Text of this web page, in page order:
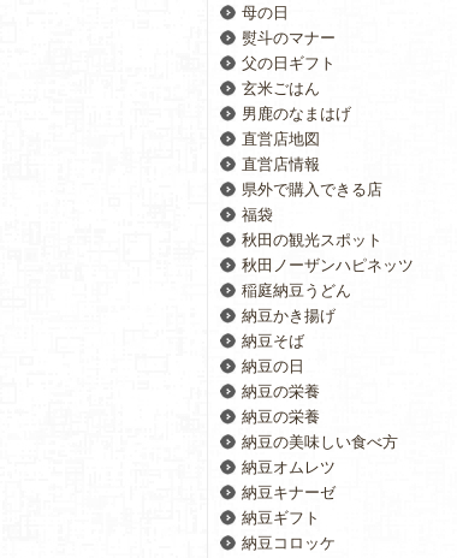
母の日
熨斗のマナー
父の日ギフト
玄米ごはん
男鹿のなまはげ
直営店地図
直営店情報
県外で購入できる店
福袋
秋田の観光スポット
秋田ノーザンハピネッツ
稲庭納豆うどん
納豆かき揚げ
納豆そば
納豆の日
納豆の栄養
納豆の栄養
納豆の美味しい食べ方
納豆オムレツ
納豆キナーゼ
納豆ギフト
納豆コロッケ